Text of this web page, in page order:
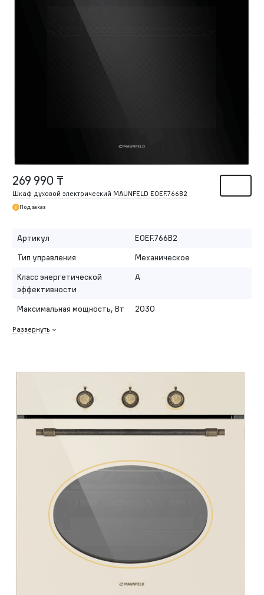
269 990 ₸
Шкаф духовой электрический MAUNFELD EOEF.766B2
Под заказ
Артикул
EOEF.766B2
Тип управления
Механическое
Класс энергетической
эффективности
A
Максимальная мощность, Вт 2030
Развернуть